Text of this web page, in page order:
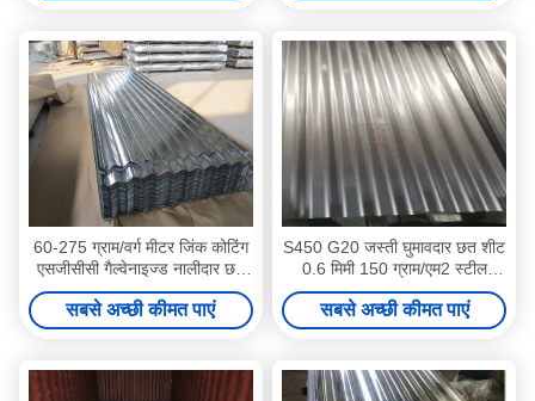
60-275 ग्राम/वर्ग मीटर जिंक कोटिंग
एसजीसीसी गैल्वेनाइज्ड नालीदार छत
शीट जेआईएस जी3302
सबसे अच्छी कीमत पाएं
S450 G20 जस्ती घुमावदार छत शीट
0.6 मिमी 150 ग्राम/एम2 स्टील
संरचना आवास के लिए जिंक कोटिंग
सबसे अच्छी कीमत पाएं